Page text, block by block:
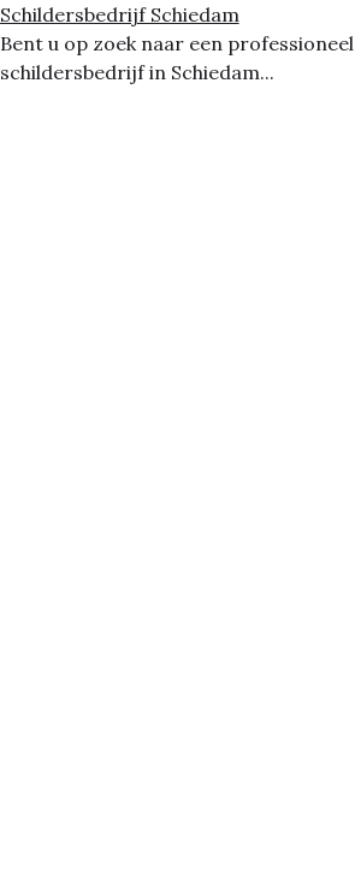
Schildersbedrijf Schiedam
Bent u op zoek naar een professioneel
schildersbedrijf in Schiedam...